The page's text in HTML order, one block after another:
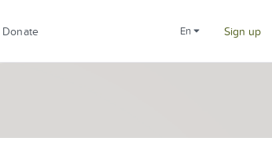
Donate en Sign up